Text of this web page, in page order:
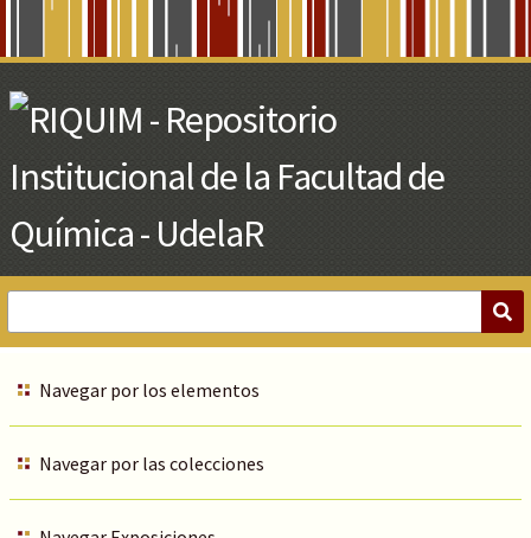
Main
Content
Navegar por los elementos
Navegar por las colecciones